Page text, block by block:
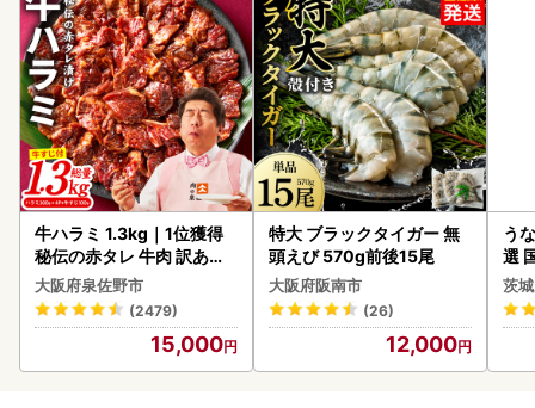
牛ハラミ 1.3kg｜1位獲得
秘伝の赤タレ 牛肉 訳あり
焼肉 BBQ
大阪府泉佐野市
(2479)
15,000
特大 ブラックタイガー 無
頭えび 570g前後15尾
大阪府阪南市
(26)
12,000
う
選
付
あ
人
茨